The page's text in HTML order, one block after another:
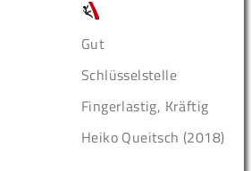
Gut
Schlüsselstelle
Fingerlastig, Kräftig
Heiko Queitsch (2018)